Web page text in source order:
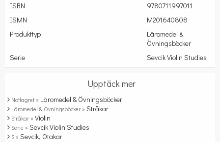
ISBN
9780711997011
ISMN
M201640808
Produkttyp
Läromedel &
Övningsböcker
Serie
Sevcik Violin Studies
Upptäck mer
Notlagret » Läromedel & Övningsböcker
Läromedel & Övningsböcker » Stråkar
Stråkar » Violin
Serie » Sevcik Violin Studies
S » Sevcik, Otakar